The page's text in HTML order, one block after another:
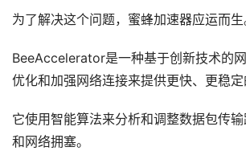
为了解决这个问题，蜜蜂加速器应运而生
BeeAccelerator是一种基于创新技术的
优化和加强网络连接来提供更快、更稳定
它使用智能算法来分析和调整数据包传
和网络拥塞。